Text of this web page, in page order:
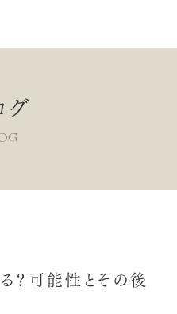
グ
？可能性とその後